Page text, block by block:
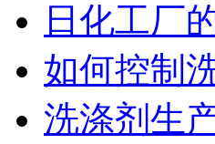
日化工厂
如何控制
洗涤剂生